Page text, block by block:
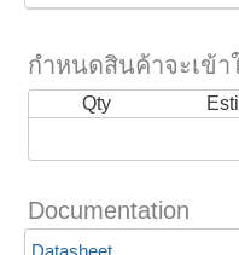
กำหนดสินค้าจะเข้า
Qty
Documentation
Datasheet